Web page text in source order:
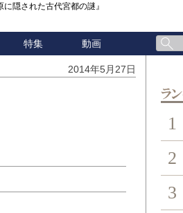
隠された古代宮都の謎』
特集 動画
2014年5月27日
1
2
3